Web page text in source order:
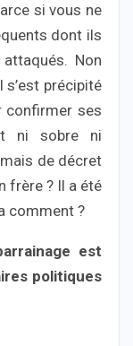
si vous ne
dont ils
Non
s’est précipité
confirmer ses
ni sobre ni
de décret
frère ? Il a été
comment ?
est
politiques